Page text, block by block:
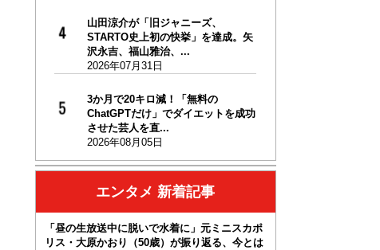
山田涼介が「旧ジャニーズ、
STARTO史上初の快挙」を達成。矢
沢永吉、福山雅治、...
2026年07月31日
3か月で20キロ減！「無料の
ChatGPTだけ」でダイエットを成功
させた芸人を直...
2026年08月05日
エンタメ 新着記事
「昼の生放送中に脱いで水着に」元ミニスカポ
リス・大原かおり（50歳）が振り返る、今とは